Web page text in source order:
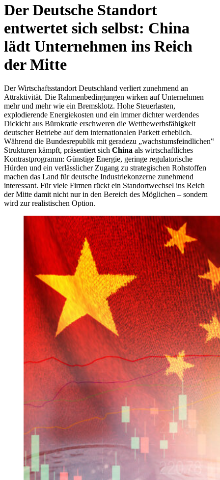
Der Deutsche Standort
entwertet sich selbst: China
lädt Unternehmen ins Reich
der Mitte
Der Wirtschaftsstandort Deutschland verliert zunehmend an
Attraktivität. Die Rahmenbedingungen wirken auf Unternehmen
mehr und mehr wie ein Bremsklotz. Hohe Steuerlasten,
explodierende Energiekosten und ein immer dichter werdendes
Dickicht aus Bürokratie erschweren die Wettbewerbsfähigkeit
deutscher Betriebe auf dem internationalen Parkett erheblich.
Während die Bundesrepublik mit geradezu „wachstumsfeindlichen‟
Strukturen kämpft, präsentiert sich China als wirtschaftliches
Kontrastprogramm: Günstige Energie, geringe regulatorische
Hürden und ein verlässlicher Zugang zu strategischen Rohstoffen
machen das Land für deutsche Industriekonzerne zunehmend
interessant. Für viele Firmen rückt ein Standortwechsel ins Reich
der Mitte damit nicht nur in den Bereich des Möglichen – sondern
wird zur realistischen Option.